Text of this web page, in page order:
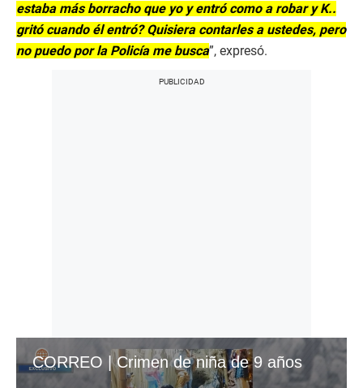
estaba más borracho que yo y entró como a robar y K..
gritó cuando él entró? Quisiera contarles a ustedes, pero
no puedo por la Policía me busca”, expresó.
CORREO | Crimen de niña de 9 años